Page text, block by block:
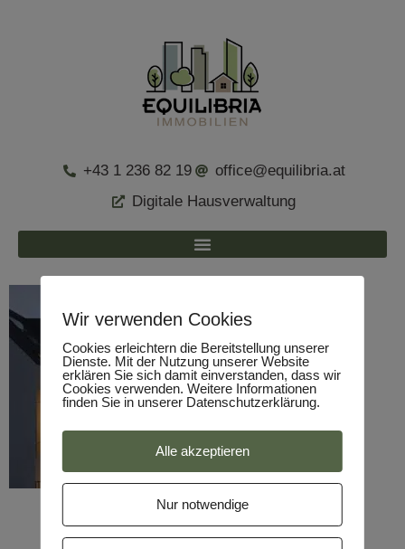
+43 1 236 82 19
office@equilibria.at
Digitale Hausverwaltung
Wir verwenden Cookies
Cookies erleichtern die Bereitstellung unserer
Dienste. Mit der Nutzung unserer Website
erklären Sie sich damit einverstanden, dass wir
Cookies verwenden. Weitere Informationen
finden Sie in unserer Datenschutzerklärung.
Alle akzeptieren
Nur notwendige